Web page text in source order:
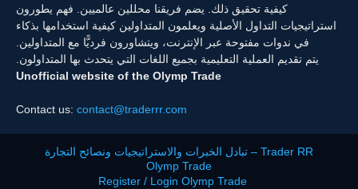
كيفية تحقيق ذلك. يضم فريقنا محللين عالميين. فهم يطورون
استراتيجيات التداول الأصلية ويعلمون المتداولين كيفية استخدامها بذكاء
في ندوات مفتوحة عبر الإنترنت، ويتشاورون فرديًّا مع المتداولين.
يتم تقديم العملية التعليمية بجميع اللغات التي يتحدث بها المتداولون.
Unofficial website of the Olymp Trade
Contact us: contact@traderrr.com
Trader RR – تبادل الخبرات والاستراتيجيات ونصائح التجارة
Olymp Trade
Register / Login Olymp Trade